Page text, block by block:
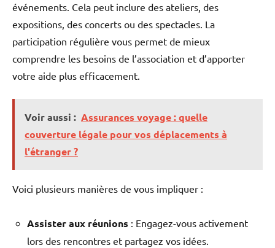
événements. Cela peut inclure des ateliers, des
expositions, des concerts ou des spectacles. La
participation régulière vous permet de mieux
comprendre les besoins de l’association et d’apporter
votre aide plus efficacement.
Voir aussi : Assurances voyage : quelle
couverture légale pour vos déplacements à
l'étranger ?
Voici plusieurs manières de vous impliquer :
Assister aux réunions : Engagez-vous activement
lors des rencontres et partagez vos idées.